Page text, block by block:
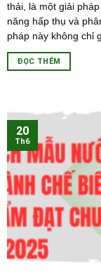
thải, là một giải
năng hấp thụ và
pháp này không chỉ
ĐỌC THÊM
20
Th6